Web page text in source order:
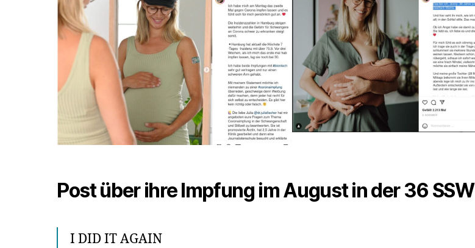
Post über ihre Impfung im August in der 36 SSW
I DID IT AGAIN